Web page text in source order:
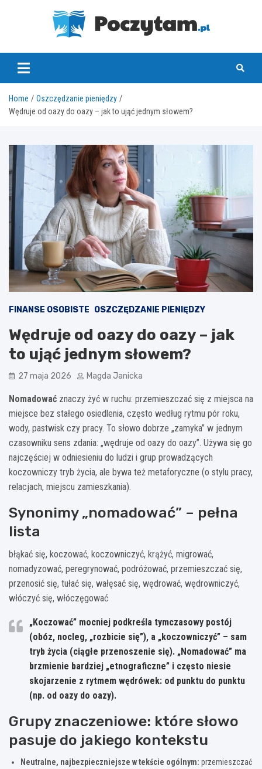
poczytam.pl
Home
Oszczędzanie pieniędzy
Wędruje od oazy do oazy – jak to ująć jednym słowem?
FINANSE OSOBISTE OSZCZĘDZANIE PIENIĘDZY
Wędruje od oazy do oazy – jak
to ująć jednym słowem?
27 maja 2026 Magda Janicka
Nomadować znaczy żyć w ruchu: przemieszczać się z miejsca na
miejsce bez stałego osiedlenia, często według rytmu pór roku,
wody, pastwisk czy pracy. To słowo dobrze „zamyka” w jednym
czasowniku sens zdania: „wędruje od oazy do oazy”. Używa się go
najczęściej w odniesieniu do ludzi i grup prowadzących
koczowniczy tryb życia, ale bywa też metaforyczne (o stylu pracy,
relacjach, miejscu zamieszkania).
Synonimy „nomadować” – pełna
lista
błąkać się, koczować, koczowniczyć, krążyć, migrować,
nomadyzować, peregrynować, podróżować, przemieszczać się,
przenosić się, tułać się, wałęsać się, wędrować, wędrowniczyć,
włóczyć się, włóczęgować
„Koczować” mocniej podkreśla tymczasowy postój
(obóz, nocleg, „rozbicie się”), a „koczowniczyć” – sam
tryb życia (ciągłe przenoszenie się). „Nomadować” ma
brzmienie bardziej „etnograficzne” i często niesie
skojarzenie z rytmem wędrówek: od punktu do punktu
(np. od oazy do oazy).
Grupy znaczeniowe: które słowo
pasuje do jakiego kontekstu
Neutralne, najbezpieczniejsze w tekście ogólnym: przemieszczać